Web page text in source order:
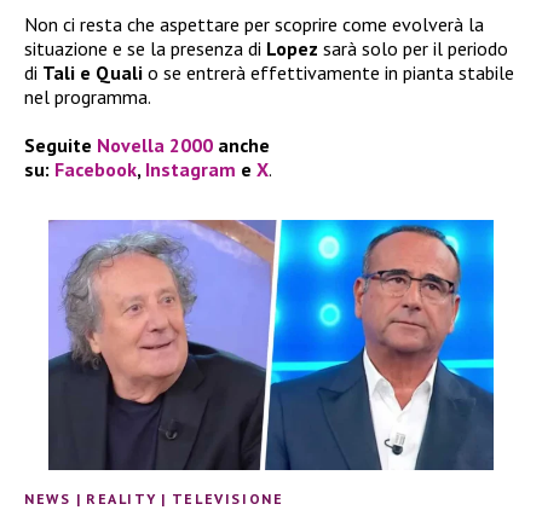
Non ci resta che aspettare per scoprire come evolverà la
situazione e se la presenza di Lopez sarà solo per il periodo
di Tali e Quali o se entrerà effettivamente in pianta stabile
nel programma.
Seguite Novella 2000 anche
su: Facebook, Instagram e X.
NEWS | REALITY | TELEVISIONE